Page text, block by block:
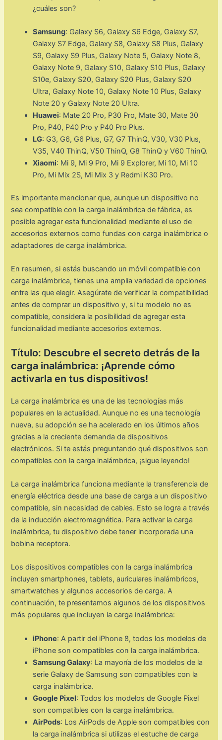
Samsung: Galaxy S6, Galaxy S6 Edge, Galaxy S7,
Galaxy S7 Edge, Galaxy S8, Galaxy S8 Plus, Galaxy
S9, Galaxy S9 Plus, Galaxy Note 5, Galaxy Note 8,
Galaxy Note 9, Galaxy S10, Galaxy S10 Plus, Galaxy
S10e, Galaxy S20, Galaxy S20 Plus, Galaxy S20
Ultra, Galaxy Note 10, Galaxy Note 10 Plus, Galaxy
Note 20 y Galaxy Note 20 Ultra.
Huawei: Mate 20 Pro, P30 Pro, Mate 30, Mate 30
Pro, P40, P40 Pro y P40 Pro Plus.
LG: G3, G6, G6 Plus, G7, G7 ThinQ, V30, V30 Plus,
V35, V40 ThinQ, V50 ThinQ, G8 ThinQ y V60 ThinQ.
Xiaomi: Mi 9, Mi 9 Pro, Mi 9 Explorer, Mi 10, Mi 10
Pro, Mi Mix 2S, Mi Mix 3 y Redmi K30 Pro.
Es importante mencionar que, aunque un dispositivo no
sea compatible con la carga inalámbrica de fábrica, es
posible agregar esta funcionalidad mediante el uso de
accesorios externos como fundas con carga inalámbrica o
adaptadores de carga inalámbrica.
En resumen, si estás buscando un móvil compatible con
carga inalámbrica, tienes una amplia variedad de opciones
entre las que elegir. Asegúrate de verificar la compatibilidad
antes de comprar un dispositivo y, si tu modelo no es
compatible, considera la posibilidad de agregar esta
funcionalidad mediante accesorios externos.
Título: Descubre el secreto detrás de la
carga inalámbrica: ¡Aprende cómo
activarla en tus dispositivos!
La carga inalámbrica es una de las tecnologías más
populares en la actualidad. Aunque no es una tecnología
nueva, su adopción se ha acelerado en los últimos años
gracias a la creciente demanda de dispositivos
electrónicos. Si te estás preguntando qué dispositivos son
compatibles con la carga inalámbrica, ¡sigue leyendo!
La carga inalámbrica funciona mediante la transferencia de
energía eléctrica desde una base de carga a un dispositivo
compatible, sin necesidad de cables. Esto se logra a través
de la inducción electromagnética. Para activar la carga
inalámbrica, tu dispositivo debe tener incorporada una
bobina receptora.
Los dispositivos compatibles con la carga inalámbrica
incluyen smartphones, tablets, auriculares inalámbricos,
smartwatches y algunos accesorios de carga. A
continuación, te presentamos algunos de los dispositivos
más populares que incluyen la carga inalámbrica:
iPhone: A partir del iPhone 8, todos los modelos de
iPhone son compatibles con la carga inalámbrica.
Samsung Galaxy: La mayoría de los modelos de la
serie Galaxy de Samsung son compatibles con la
carga inalámbrica.
Google Pixel: Todos los modelos de Google Pixel
son compatibles con la carga inalámbrica.
AirPods: Los AirPods de Apple son compatibles con
la carga inalámbrica si utilizas el estuche de carga